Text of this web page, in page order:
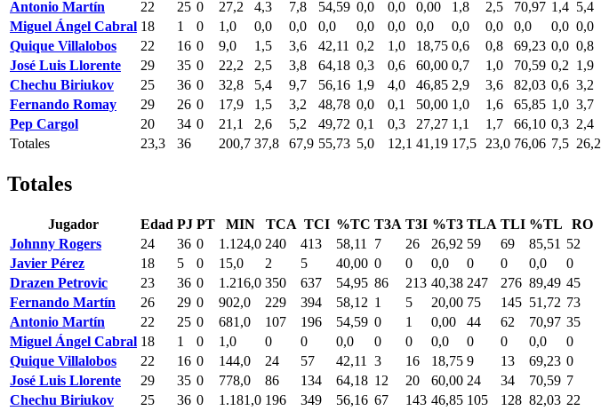
Antonio Martín
22 25 0 27,2 4,3 7,8 54,59 0,0 0,0 0,00 1,8 2,5 70,97 1,4 5,4
Miguel Ángel Cabral 18 1 0 1,0 0,0 0,0 0,0 0,0 0,0 0,0 0,0 0,0 0,0 0,0 0,0
Quique Villalobos
22 16 0 9,0 1,5 3,6 42,11 0,2 1,0 18,75 0,6 0,8 69,23 0,0 0,8
José Luis Llorente
29 35 0 22,2 2,5 3,8 64,18 0,3 0,6 60,00 0,7 1,0 70,59 0,2 1,9
Chechu Biriukov
25 36 0 32,8 5,4 9,7 56,16 1,9 4,0 46,85 2,9 3,6 82,03 0,6 3,2
Fernando Romay
29 26 0 17,9 1,5 3,2 48,78 0,0 0,1 50,00 1,0 1,6 65,85 1,0 3,7
Pep Cargol
20 34 0 21,1 2,6 5,2 49,72 0,1 0,3 27,27 1,1 1,7 66,10 0,3 2,4
Totales
23,3 36 200,7 37,8 67,9 55,73 5,0 12,1 41,19 17,5 23,0 76,06 7,5 26,2
Totales
Jugador Edad PJ PT MIN TCA TCI %TC T3A T3I %T3 TLA TLI %TL RO
Johnny Rogers
24 36 0 1.124,0 240 413 58,11 7 26 26,92 59 69 85,51 52
Javier Pérez
18 5 0 15,0 2 5 40,00 0 0 0,0 0 0 0,0 0
Drazen Petrovic
23 36 0 1.216,0 350 637 54,95 86 213 40,38 247 276 89,49 45
Fernando Martín
26 29 0 902,0 229 394 58,12 1 5 20,00 75 145 51,72 73
Antonio Martín
22 25 0 681,0 107 196 54,59 0 1 0,00 44 62 70,97 35
Miguel Ángel Cabral 18 1 0 1,0 0 0 0,0 0 0 0,0 0 0 0,0 0
Quique Villalobos
22 16 0 144,0 24 57 42,11 3 16 18,75 9 13 69,23 0
José Luis Llorente
29 35 0 778,0 86 134 64,18 12 20 60,00 24 34 70,59 7
Chechu Biriukov
25 36 0 1.181,0 196 349 56,16 67 143 46,85 105 128 82,03 22